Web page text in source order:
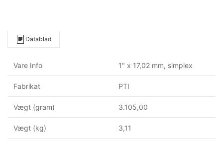
Datablad
Vare Info 1" x 17,02 mm, simplex
Fabrikat PTI
Vægt (gram) 3.105,00
Vægt (kg) 3,11